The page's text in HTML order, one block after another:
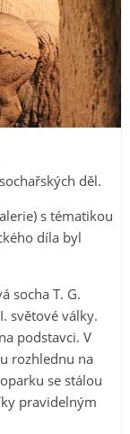
děl.
s tématikou
díla byl
socha T. G.
světové války.
podstavci. V
rozhlednu na
se stálou
pravidelným